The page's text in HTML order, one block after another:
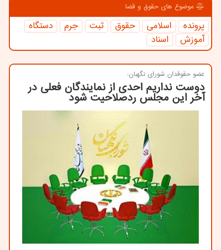
موضوع های حقوق و قضا
پرونده اسلامی حقوق ثبت جرم
دستگاه
آموزش
اسناد
عضو حقوقدان شورای نگهبان:
دوست نداریم احدی از نمایندگان فعلی در
آخر این مجلس ردصلاحیت شود